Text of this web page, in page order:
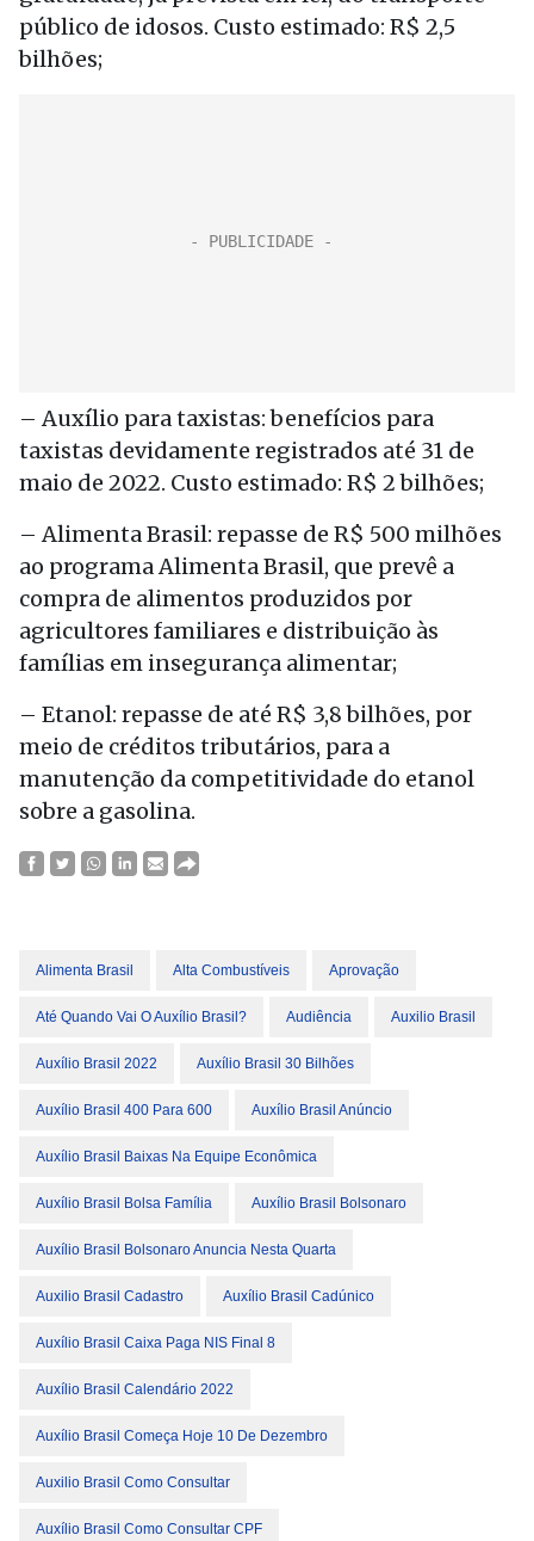
público de idosos. Custo estimado: R$ 2,5
bilhões;
– Auxílio para taxistas: benefícios para
taxistas devidamente registrados até 31 de
maio de 2022. Custo estimado: R$ 2 bilhões;
– Alimenta Brasil: repasse de R$ 500 milhões
ao programa Alimenta Brasil, que prevê a
compra de alimentos produzidos por
agricultores familiares e distribuição às
famílias em insegurança alimentar;
– Etanol: repasse de até R$ 3,8 bilhões, por
meio de créditos tributários, para a
manutenção da competitividade do etanol
sobre a gasolina.
Alimenta Brasil Alta Combustíveis Aprovação
Até Quando Vai O Auxílio Brasil? Audiência Auxilio Brasil
Auxílio Brasil 2022 Auxílio Brasil 30 Bilhões
Auxílio Brasil 400 Para 600 Auxílio Brasil Anúncio
Auxílio Brasil Baixas Na Equipe Econômica
Auxílio Brasil Bolsa Família Auxílio Brasil Bolsonaro
Auxílio Brasil Bolsonaro Anuncia Nesta Quarta
Auxilio Brasil Cadastro Auxílio Brasil Cadúnico
Auxílio Brasil Caixa Paga NIS Final 8
Auxílio Brasil Calendário 2022
Auxílio Brasil Começa Hoje 10 De Dezembro
Auxilio Brasil Como Consultar
Auxílio Brasil Como Consultar CPF